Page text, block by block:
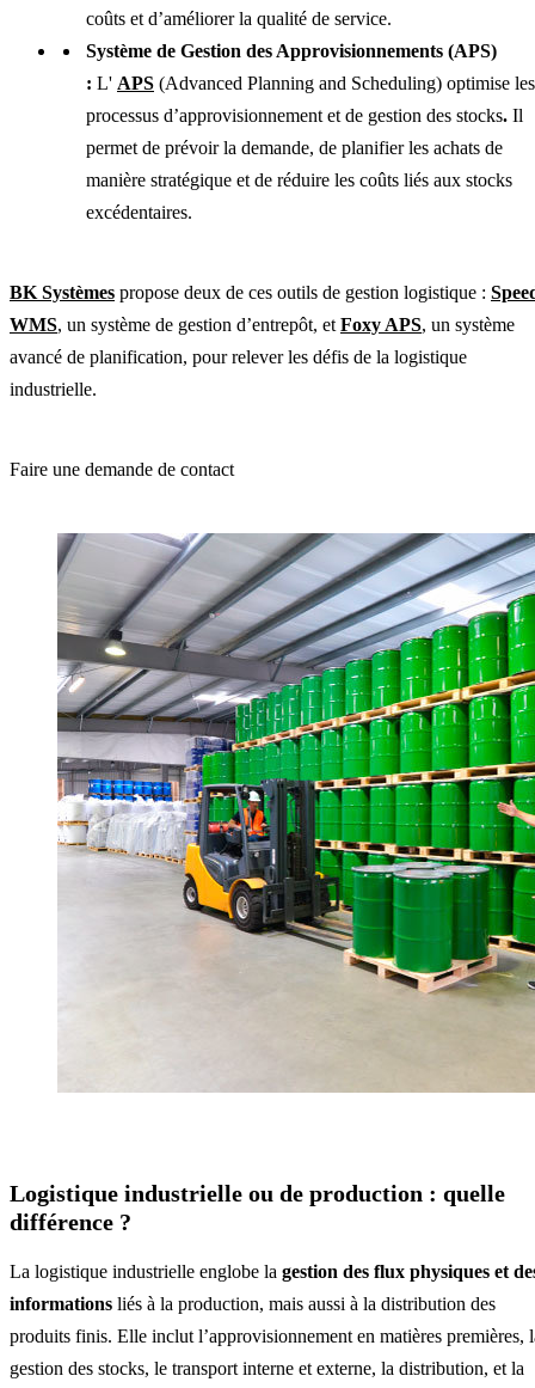
coûts et d’améliorer la qualité de service.
Système de Gestion des Approvisionnements (APS)
: L' APS (Advanced Planning and Scheduling) optimise les
processus d’approvisionnement et de gestion des stocks. Il
permet de prévoir la demande, de planifier les achats de
manière stratégique et de réduire les coûts liés aux stocks
excédentaires.
BK Systèmes propose deux de ces outils de gestion logistique :
WMS, un système de gestion d’entrepôt, et Foxy APS, un système
avancé de planification, pour relever les défis de la logistique
industrielle.
Faire une demande de contact
Logistique industrielle ou de production : quelle
différence ?
La logistique industrielle englobe la gestion des flux physiques et
informations liés à la production, mais aussi à la distribution des
produits finis. Elle inclut l’approvisionnement en matières premières,
gestion des stocks, le transport interne et externe, la distribution, et la